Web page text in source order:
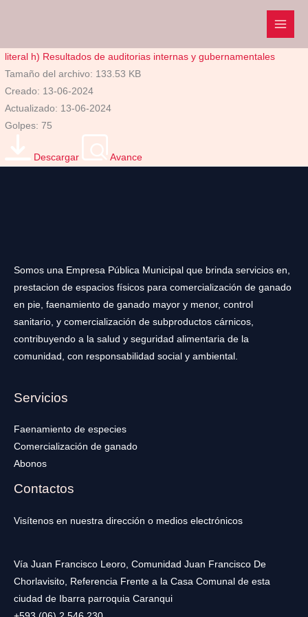
literal h) Resultados de auditorias internas y gubernamentales
Tamaño del archivo: 133.53 KB
Creado: 13-06-2024
Actualizado: 13-06-2024
Golpes: 75
Descargar Avance
Somos una Empresa Pública Municipal que brinda servicios en,
prestacion de espacios físicos para comercialización de ganado
en pie, faenamiento de ganado mayor y menor, control
sanitario, y comercialización de subproductos cárnicos,
contribuyendo a la salud y seguridad alimentaria de la
comunidad, con responsabilidad social y ambiental.
Servicios
Faenamiento de especies
Comercialización de ganado
Abonos
Contactos
Visítenos en nuestra dirección o medios electrónicos
Vía Juan Francisco Leoro, Comunidad Juan Francisco De
Chorlavisito, Referencia Frente a la Casa Comunal de esta
ciudad de Ibarra parroquia Caranqui